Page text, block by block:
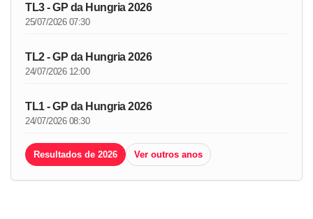
TL3 - GP da Hungria 2026
25/07/2026 07:30
TL2 - GP da Hungria 2026
24/07/2026 12:00
TL1 - GP da Hungria 2026
24/07/2026 08:30
Resultados de 2026 Ver outros anos